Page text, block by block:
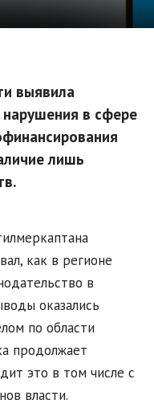
выявила
в сфере
лишь
как в регионе
в
оказались
по области
продолжает
это в том числе с
власти.